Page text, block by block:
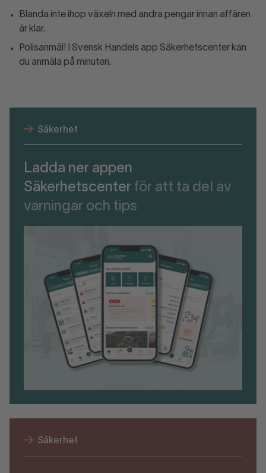
Blanda inte ihop växeln med andra pengar innan affären
är klar.
Polisanmäl! I Svensk Handels app Säkerhetscenter kan
du anmäla på minuten.
Säkerhet
Ladda ner appen
Säkerhetscenter för att ta del av
varningar och tips
Säkerhet